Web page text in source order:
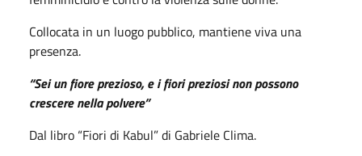
Collocata in un luogo pubblico, mantiene viva una
presenza.
“Sei un fiore prezioso, e i fiori preziosi non possono
crescere nella polvere”
Dal libro “Fiori di Kabul” di Gabriele Clima.